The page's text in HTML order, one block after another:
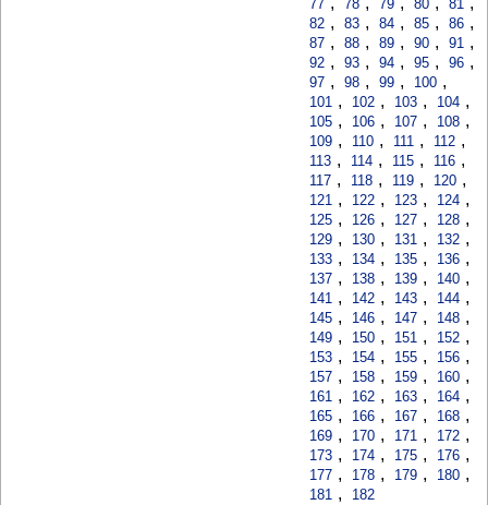
77 78 79 80 81
82 , 83 , 84 , 85 , 86 ,
87 , 88 , 89 , 90 , 91 ,
92 , 93 , 94 , 95 , 96 ,
97 , 98 , 99 , 100 ,
101 , 102 , 103 , 104 ,
105 , 106 , 107 , 108 ,
109 , 110 , 111 , 112 ,
113 , 114 , 115 , 116 ,
117 , 118 , 119 , 120 ,
121 , 122 , 123 , 124 ,
125 , 126 , 127 , 128 ,
129 , 130 , 131 , 132 ,
133 , 134 , 135 , 136 ,
137 , 138 , 139 , 140 ,
141 , 142 , 143 , 144 ,
145 , 146 , 147 , 148 ,
149 , 150 , 151 , 152 ,
153 , 154 , 155 , 156 ,
157 , 158 , 159 , 160 ,
161 , 162 , 163 , 164 ,
165 , 166 , 167 , 168 ,
169 , 170 , 171 , 172 ,
173 , 174 , 175 , 176 ,
177 , 178 , 179 , 180 ,
181 , 182